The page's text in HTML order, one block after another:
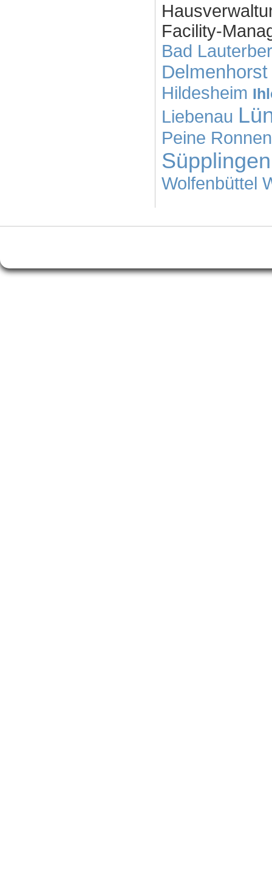
Facility-
Bad
Delmenhorst
Hildesheim
Liebenau
Peine
Süpplingen
Wolfenbüttel